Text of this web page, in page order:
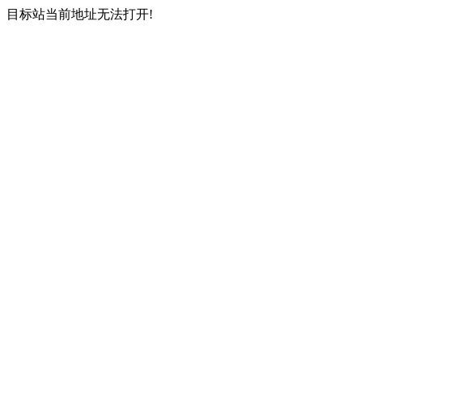
目标站当前地址无法打开!